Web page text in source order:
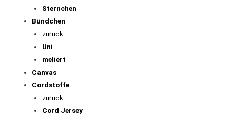
Sternchen
Bündchen
zurück
Uni
meliert
Canvas
Cordstoffe
zurück
Cord Jersey